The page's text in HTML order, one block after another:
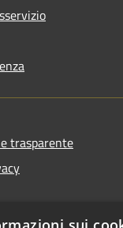
trasparente
accessibilità